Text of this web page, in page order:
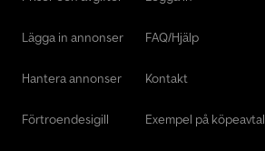
Lägga in annonser
Hantera annonser
Förtroendesigill
FAQ/Hjälp
Kontakt
Exempel på köpeavtal